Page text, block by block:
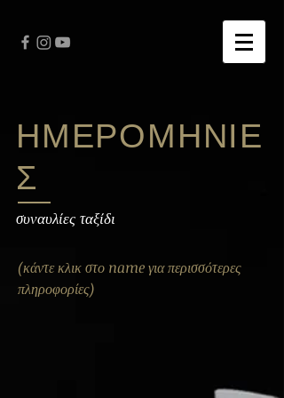
ΗΜΕΡΟΜΗΝΙΕ
Σ
συναυλίες ταξίδι
(κάντε κλικ στο name για περισσότερες
πληροφορίες)